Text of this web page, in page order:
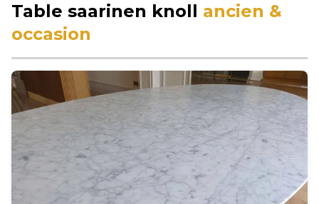
Table saarinen knoll ancien &
occasion